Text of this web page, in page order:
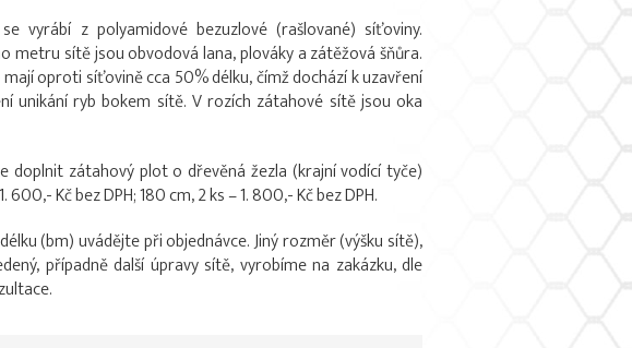
vyrábí z polyamidové bezuzlové (rašlované) síťoviny.
metru sítě jsou obvodová lana, plováky a zátěžová šňůra.
oproti síťovině cca 50% délku, čímž dochází k uzavření
unikání ryb bokem sítě. V rozích zátahové sítě jsou oka
doplnit zátahový plot o dřevěná žezla (krajní vodící tyče)
600,- Kč bez DPH; 180 cm, 2 ks – 1. 800,- Kč bez DPH.
(bm) uvádějte při objednávce. Jiný rozměr (výšku sítě),
případně další úpravy sítě, vyrobíme na zakázku, dle